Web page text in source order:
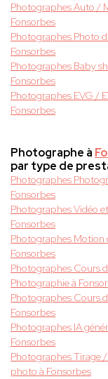
Photographes Auto /
Fonsorbes
Photographes Photo
Fonsorbes
Photographes Baby
Fonsorbes
Photographes EVG /
Fonsorbes
Photographe à
par type de
Photographes
Fonsorbes
Photographes Vidéo
Fonsorbes
Photographes Motion
Fonsorbes
Photographes Cours
Photographie à
Photographes Cours
Fonsorbes
Photographes IA
Fonsorbes
Photographes Tirage
photo à Fonsorbes